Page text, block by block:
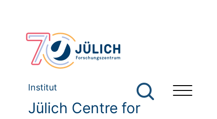
Institut
Jülich Centre for